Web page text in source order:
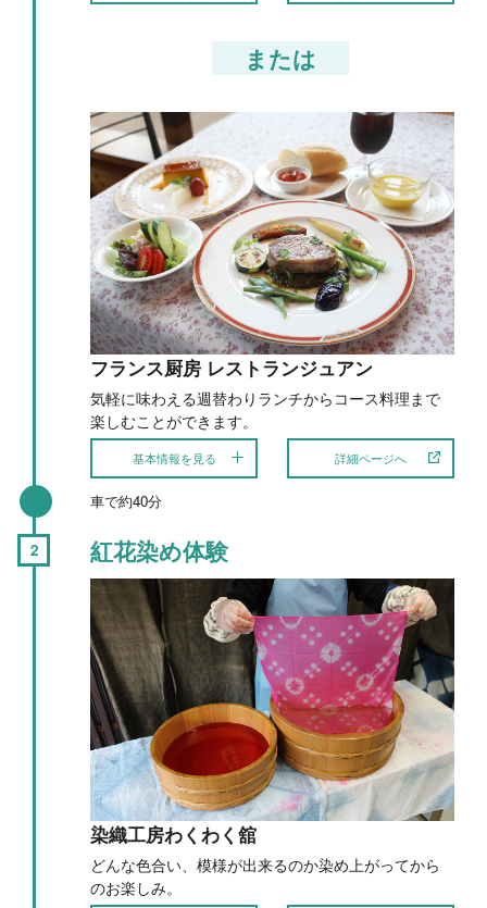
または
フランス厨房 レストランジュアン
気軽に味わえる週替わりランチからコース料理まで
楽しむことができます。
基本情報を見る 詳細ページへ
車で約40分
紅花染め体験
染織工房わくわく舘
どんな色合い、模様が出来るのか染め上がってから
のお楽しみ。